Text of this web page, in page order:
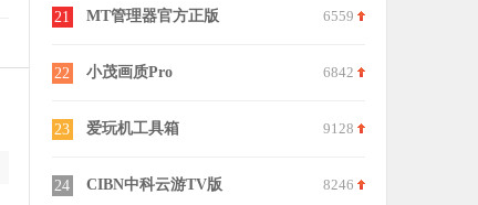
1 虫虫助手老版 9327
2 掌瓦安卓版 7558
3 996传奇盒子 9222
4 表情包神器 6832